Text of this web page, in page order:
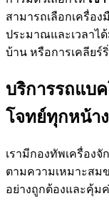
สามารถเลือกเครื่อ
ประมาณและเวลาไ
บ้าน หรือการเคลียร์
บริการรถแบ
โจทย์ทุกหน้า
เรามีกองทัพเครื่อง
ตามความเหมาะสม
อย่างถูกต้องและคุ้ม